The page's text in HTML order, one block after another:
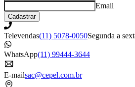
Email
Cadastrar
Televendas(11) 5078-0050Segunda a
WhatsApp(11) 99444-3644
E-mailsac@cepel.com.br